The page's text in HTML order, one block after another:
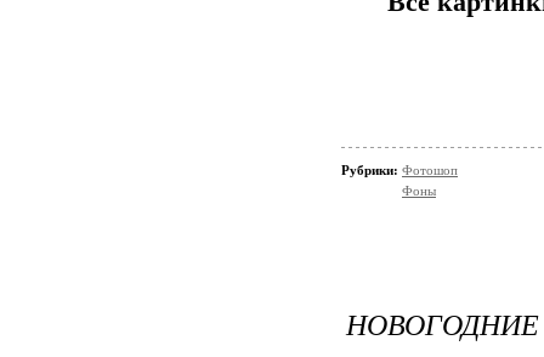
Рубрики: Фотошоп
Фоны
НОВОГОДНИЕ